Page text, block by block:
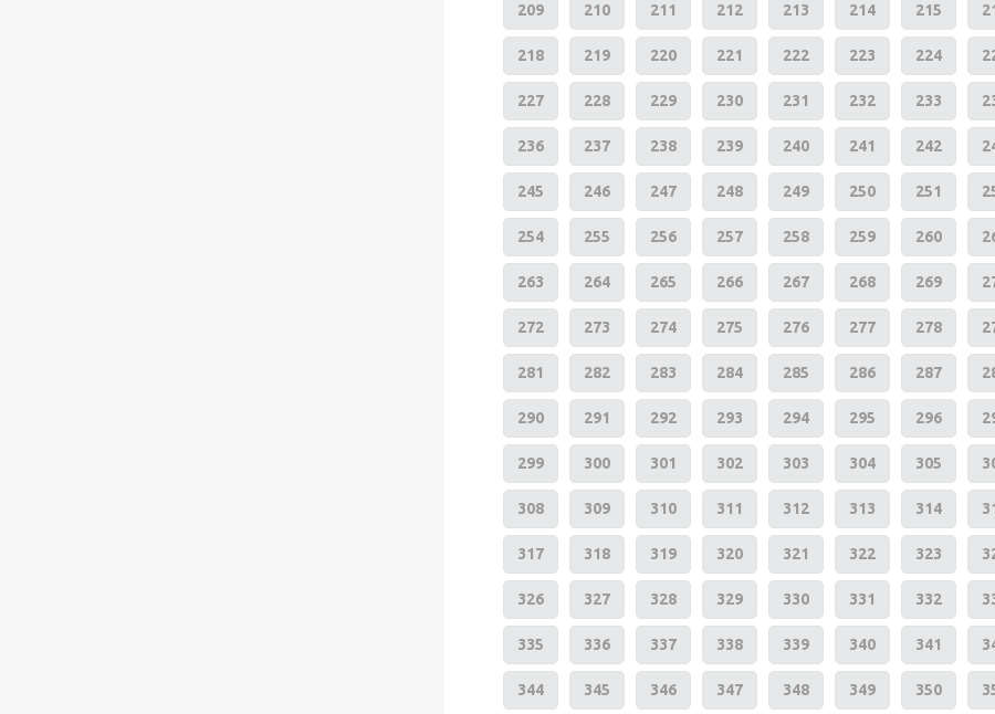
209 210 211 212 213 214 215
218 219 220 221 222 223 224
227 228 229 230 231 232 233
236 237 238 239 240 241 242
245 246 247 248 249 250 251
254 255 256 257 258 259 260
263 264 265 266 267 268 269
272 273 274 275 276 277 278
281 282 283 284 285 286 287
290 291 292 293 294 295 296
299 300 301 302 303 304 305
308 309 310 311 312 313 314
317 318 319 320 321 322 323
326 327 328 329 330 331 332
335 336 337 338 339 340 341
344 345 346 347 348 349 350